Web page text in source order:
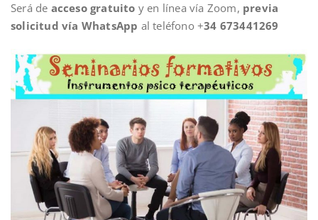
Será de acceso gratuito y en línea vía Zoom, previa
solicitud vía WhatsApp al teléfono +34 673441269